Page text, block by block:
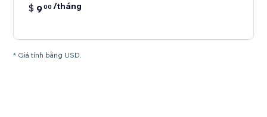
$ 900 /tháng
* Giá tính bằng USD.